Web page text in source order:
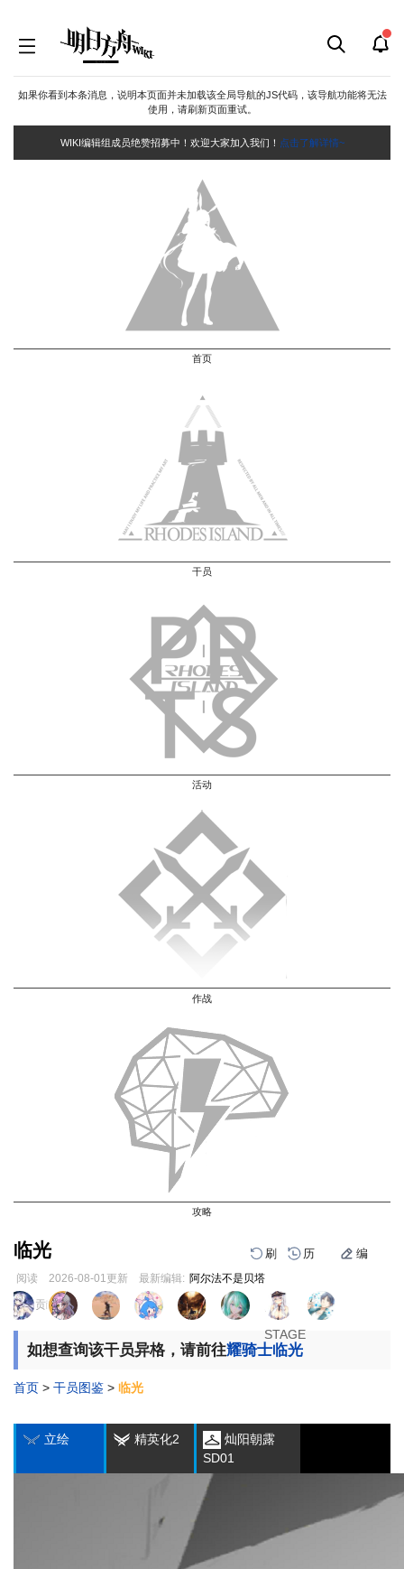
如果你看到本条消息，说明本页面并未加载该全局导航的JS代码，该导航功能将无法
使用，请刷新页面重试。
WIKI编辑组成员绝赞招募中！欢迎大家加入我们！ 点击了解详情~
首页
干员
活动
作战
攻略
临光 刷 历 编
阅读 2026-08-01更新 最新编辑: 阿尔法不是贝塔
跳
到
导
跳
到
搜
页面贡献者 :
如想查询该干员异格，请前往耀骑士临光
首页 > 干员图鉴 > 临光
立绘 精英化2
灿阳朝露
SD01
1
STAGE
2
STAGE
3
STAGE